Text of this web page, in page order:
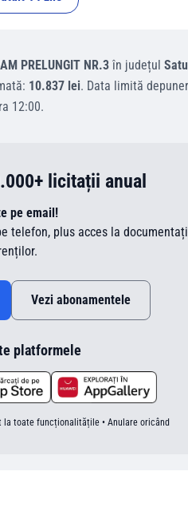
PRELUNGIT NR.3în județul
10.837 lei. Data limită
12:00.
licitații anual
pe email!
plus acces la
Vezi abonamentele
platformele
la toate funcționalitățile • Anulare oricând